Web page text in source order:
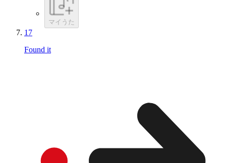
マイうた
17
Found it